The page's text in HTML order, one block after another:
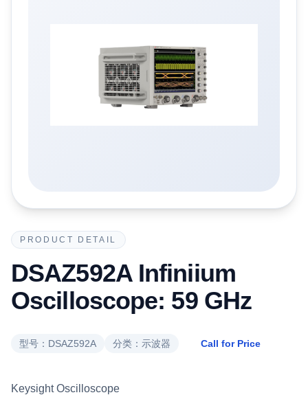
PRODUCT DETAIL
DSAZ592A Infiniium
Oscilloscope: 59 GHz
型号： DSAZ592A 分类： 示波器 Call for Price
Keysight Oscilloscope